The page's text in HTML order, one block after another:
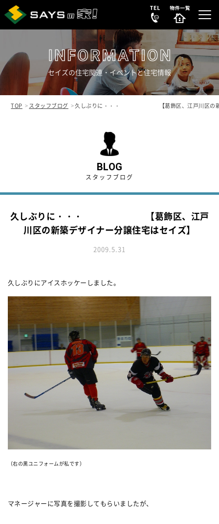
REASON
選ばれる理由
NEW HOUSE
販売中の新築分譲住宅
SECONDHAND
COMPANY
会社案内
お知らせ
新着情報
オーナーズボイス
動画ギャラリー
オーナーズ
耐震等級3の家づくり
「したまち未来活用」～不動産売却相談室～
プライバシーポリシー
サイトマップ
セイズの住宅関連・イベントと住宅情報
TOP スタッフブログ 久しぶりに・・・ 【葛飾区、江戸川区の新築
BLOG
スタッフブログ
久しぶりに・・・ 【葛飾区、江戸
川区の新築デザイナー分譲住宅はセイズ】
2009.5.31
久しぶりにアイスホッケーしました。
（右の黒ユニフォームが私です）
マネージャーに写真を撮影してもらいましたが、